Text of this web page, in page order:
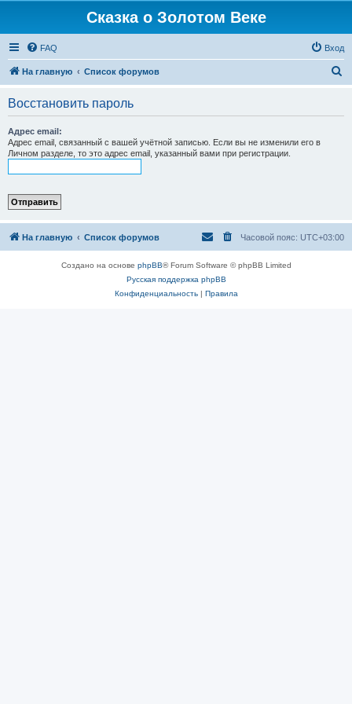
Сказка о Золотом Веке
FAQ Вход
На главную Список форумов
Восстановить пароль
Адрес email:
Адрес email, связанный с вашей учётной записью. Если вы не изменили его в
Личном разделе, то это адрес email, указанный вами при регистрации.
На главную Список форумов Часовой пояс: UTC+03:00
Создано на основе phpBB® Forum Software © phpBB Limited
Русская поддержка phpBB
Конфиденциальность| Правила